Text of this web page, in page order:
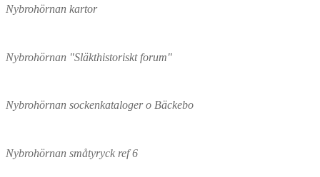
Nybrohörnan kartor
Nybrohörnan "Släkthistoriskt forum"
Nybrohörnan sockenkataloger o Bäckebo
Nybrohörnan småtyryck ref 6